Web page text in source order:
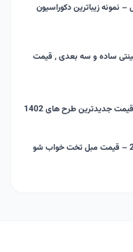
نمونه زیباترین دکوراسیون
ساده و سه بعدی , قیمت
جدیدترین طرح های 1402
مبل تختخواب شو جدید 2022 – قیمت مبل تخت خواب شو